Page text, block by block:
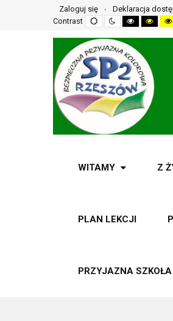
Zaloguj się
Deklaracja
Contrast
Default
mode
Night
mode
High
contrast
mode
High
WITAMY Z
PLAN LEKCJI
PRZYJAZNA SZKOŁA